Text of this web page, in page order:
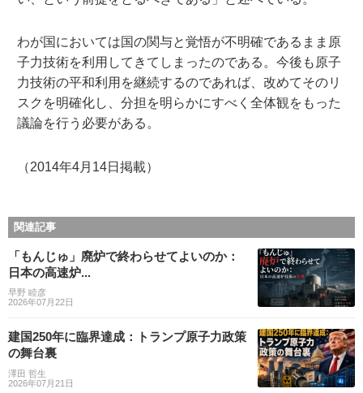
わが国においては国の関与と覚悟が不明確であるまま原
子力技術を利用してきてしまったのである。今後も原子
力技術の平和利用を継続するのであれば、改めてそのリ
スクを明確化し、分担を明らかにすべく全体観をもった
議論を行う必要がある。
（2014年4月14日掲載）
関連記事
「もんじゅ」廃炉で終わらせてよいのか：
日本の高速炉...
早野 睦彦
2026年07月22日
建国250年に臨界達成：トランプ原子力政策
の舞台裏
澤田 哲生
2026年07月21日